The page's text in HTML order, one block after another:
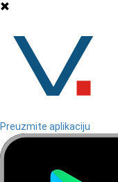
Preuzmite aplikaciju